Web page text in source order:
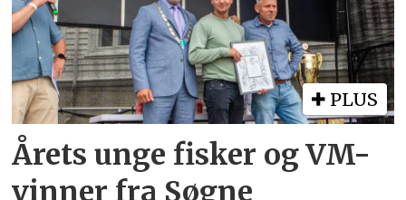
PLUS
Årets unge fisker og VM-
vinner fra Søgne